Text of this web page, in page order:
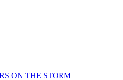
ON THE STORM